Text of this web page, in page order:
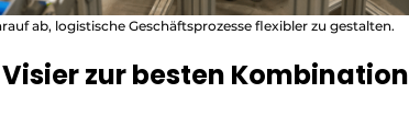
ab, logistische Geschäftsprozesse flexibler zu gestalten.
zur besten Kombination